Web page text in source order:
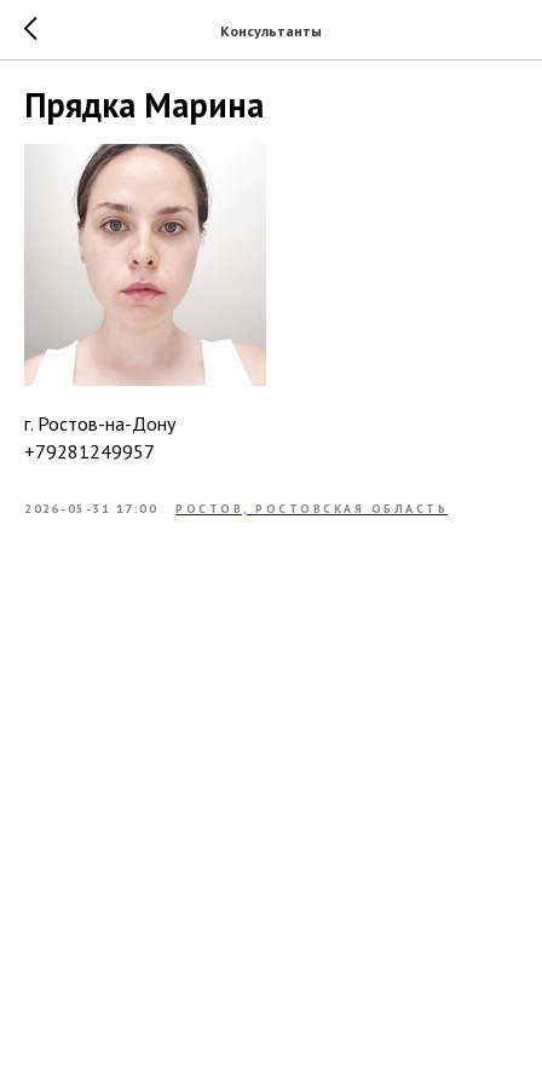
Консультанты
Прядка Марина
г. Ростов-на-Дону
+79281249957
2026-05-31 17:00 РОСТОВ, РОСТОВСКАЯ ОБЛАСТЬ